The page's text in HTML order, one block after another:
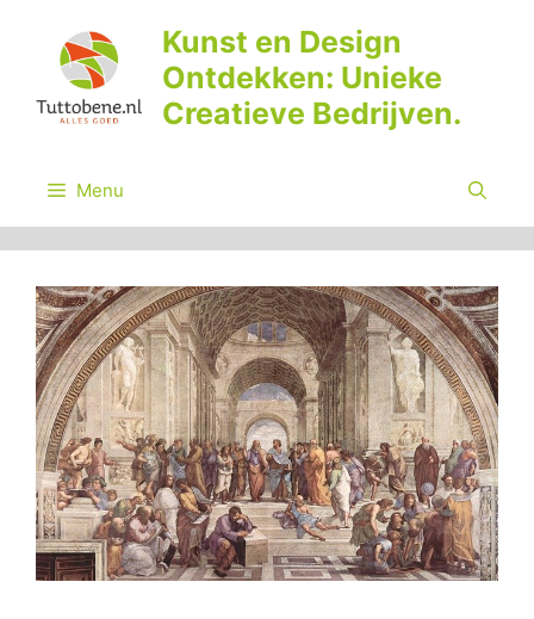
inhoud
Kunst en Design
Ontdekken: Unieke
Creatieve Bedrijven.
Menu